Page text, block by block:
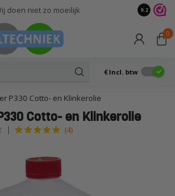
doen niet zo moeilijk 9.2
0
€ Incl. btw
P330 Cotto- en Klinkerolie
Cotto- en Klinkerolie
(4)